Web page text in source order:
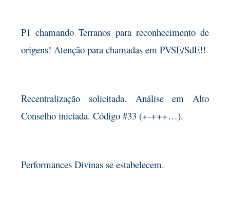
P1 chamando Terranos para reconhecimento de
origens! Atenção para chamadas em PVSE/SdE!!
Recentralização solicitada. Análise em Alto
Conselho iniciada. Código #33 (+-+++…).
Performances Divinas se estabelecem.